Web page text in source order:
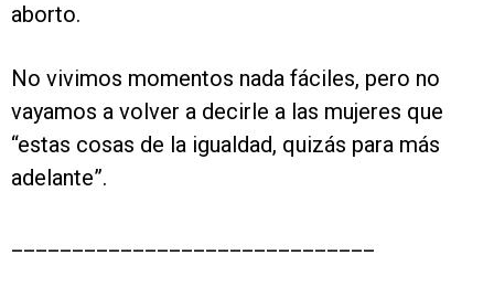
aborto.
No vivimos momentos nada fáciles, pero no
vayamos a volver a decirle a las mujeres que
“estas cosas de la igualdad, quizás para más
adelante”.